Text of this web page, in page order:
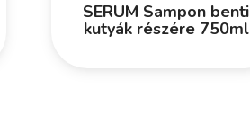
SERUM Sampon benti
kutyák részére 750ml